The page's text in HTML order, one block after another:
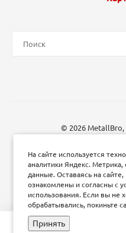
© 2026
На сайте используется
аналитики Яндекс. Метрика,
данные. Оставаясь на
ознакомлены и согласны с
использования. Если вы не
обрабатывались, покиньте
Принять